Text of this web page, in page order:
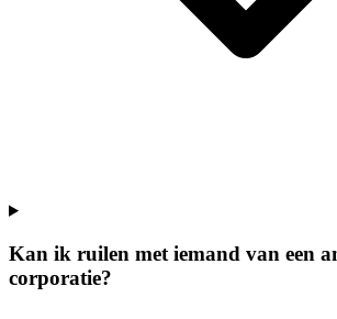
Kan ik ruilen met iemand van een
corporatie?